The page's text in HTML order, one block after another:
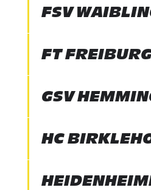
FSV
FT
GSV
HC